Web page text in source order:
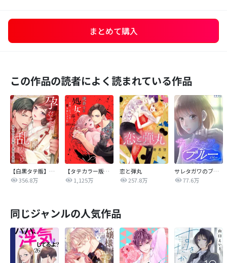
まとめて購入
この作品の読者によく読まれている作品
【白黒タテ版】孕むまで乱れいけ～身代わり花嫁と軍服の猛愛
356.8万
【タテカラー版】漣蒼士に処女を捧ぐ～さあ、じっくり愛でましょうか
1,125万
恋と弾丸
257.8万
サレタガワのブルー【タテヨミ】
77.6万
同じジャンルの人気作品